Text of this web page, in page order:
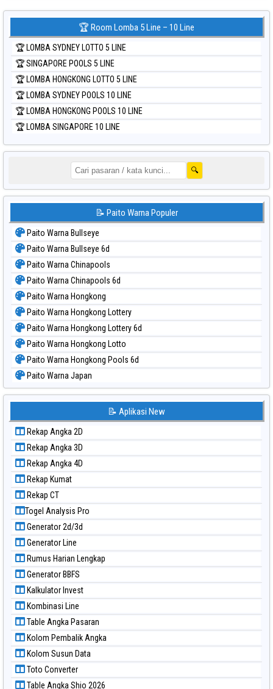
🏆 Room Lomba 5 Line – 10 Line
🏆 LOMBA SYDNEY LOTTO 5 LINE
🏆 SINGAPORE POOLS 5 LINE
🏆 LOMBA HONGKONG LOTTO 5 LINE
🏆 LOMBA SYDNEY POOLS 10 LINE
🏆 LOMBA HONGKONG POOLS 10 LINE
🏆 LOMBA SINGAPORE 10 LINE
🔍
📝 Paito Warna Populer
Paito Warna Bullseye
Paito Warna Bullseye 6d
Paito Warna Chinapools
Paito Warna Chinapools 6d
Paito Warna Hongkong
Paito Warna Hongkong Lottery
Paito Warna Hongkong Lottery 6d
Paito Warna Hongkong Lotto
Paito Warna Hongkong Pools 6d
Paito Warna Japan
Paito Warna Japan 6d
Paito Warna Kuda Lari
Paito Warna Magnum Cambodia
Paito Warna Nagoya
Paito Warna New York Midday
Paito Warna North Carolina Day
Paito Warna Pcso
Paito Warna Pennsylvania Day
Paito Warna Sao Paulo
Paito Warna Singapore
Paito Warna Sydney
Paito Warna Sydney Lottery
Paito Warna Sydney Lottery 6d
Paito Warna Sydney Lotto
Paito Warna Sydney Pools 6d
Paito Warna Taipei
Paito Warna Taiwan
📝 Aplikasi New
Rekap Angka 2D
Rekap Angka 3D
Rekap Angka 4D
Rekap Kumat
Rekap CT
Togel Analysis Pro
Generator 2d/3d
Generator Line
Rumus Harian Lengkap
Generator BBFS
Kalkulator Invest
Kombinasi Line
Table Angka Pasaran
Kolom Pembalik Angka
Kolom Susun Data
Toto Converter
Table Angka Shio 2026